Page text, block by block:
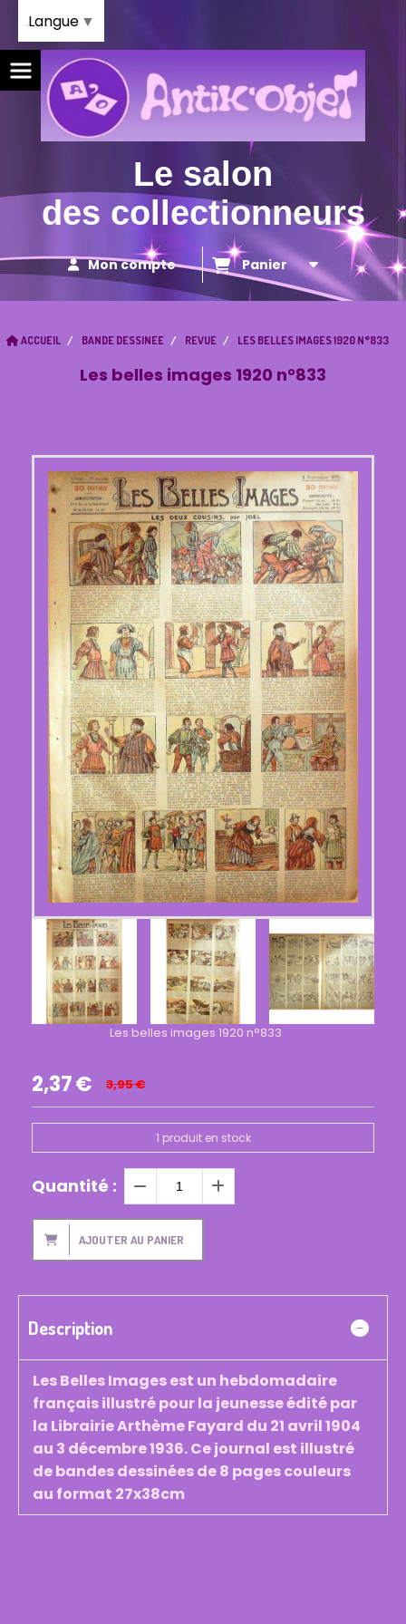
Le salon
des collectionneurs
Mon compte Panier
ACCUEIL BANDE DESSINEE REVUE LES BELLES IMAGES 1920 N°833
Les belles images 1920 n°833
Les belles images 1920 n°833
2,37€ 3,95€
1 produit en stock
Quantité :
AJOUTER AU PANIER
Description
Les Belles Images est un hebdomadaire
français illustré pour la jeunesse édité par
la Librairie Arthème Fayard du 21 avril 1904
au 3 décembre 1936. Ce journal est illustré
de bandes dessinées de 8 pages couleurs
au format 27x38cm
Langue ▼